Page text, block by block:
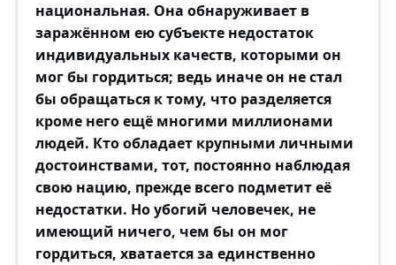
национальная. Она обнаруживает в
заражённом ею субъекте недостаток
индивидуальных качеств, которыми он
мог бы гордиться; ведь иначе он не стал
бы обращаться к тому, что разделяется
кроме него ещё многими миллионами
людей. Кто обладает крупными личными
достоинствами, тот, постоянно наблюдая
свою нацию, прежде всего подметит её
недостатки. Но убогий человечек, не
имеющий ничего, чем бы он мог
гордиться, хватается за единственно